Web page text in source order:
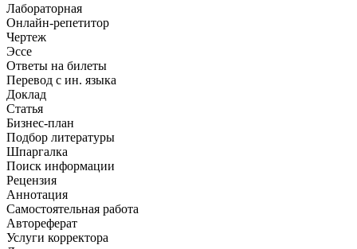
Лабораторная
Онлайн-репетитор
Чертеж
Эссе
Ответы на билеты
Перевод с ин. языка
Доклад
Статья
Бизнес-план
Подбор литературы
Шпаргалка
Поиск информации
Рецензия
Аннотация
Самостоятельная работа
Автореферат
Услуги корректора